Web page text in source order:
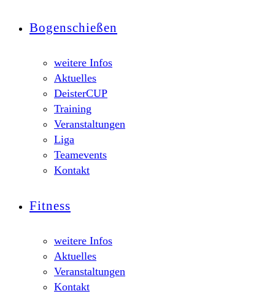
Bogenschießen
weitere Infos
Aktuelles
DeisterCUP
Training
Veranstaltungen
Liga
Teamevents
Kontakt
Fitness
weitere Infos
Aktuelles
Veranstaltungen
Kontakt